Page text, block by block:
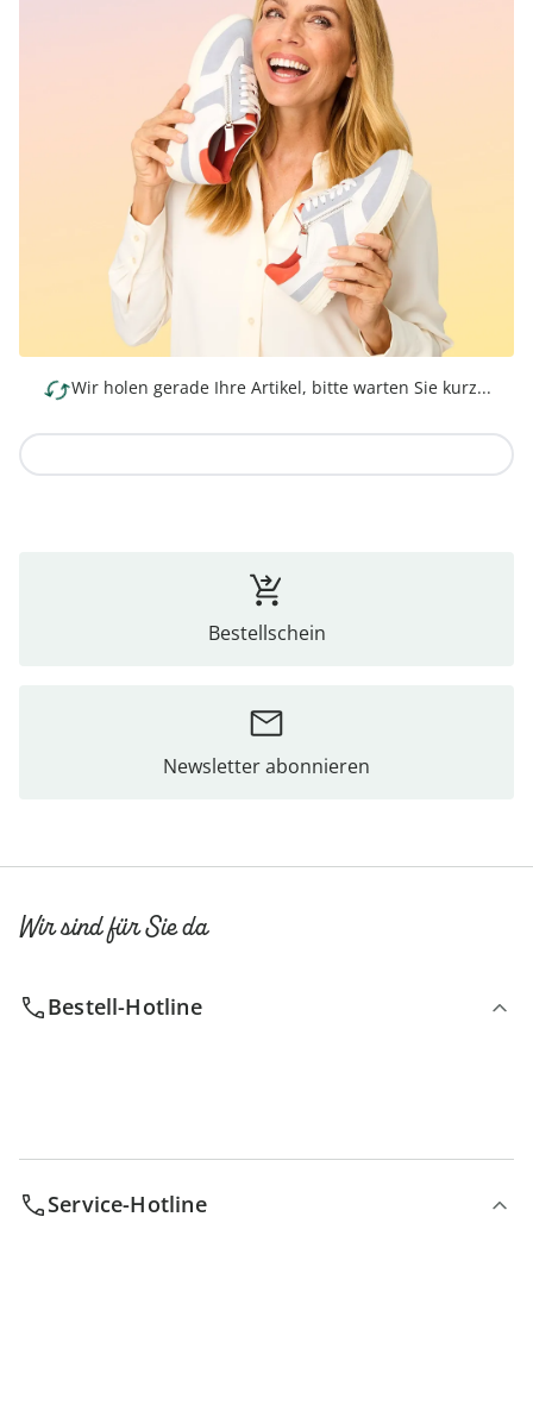
Wir holen gerade Ihre Artikel, bitte warten Sie kurz...
Bestellschein
Newsletter abonnieren
Wir sind für Sie da
Bestell-Hotline
Service-Hotline